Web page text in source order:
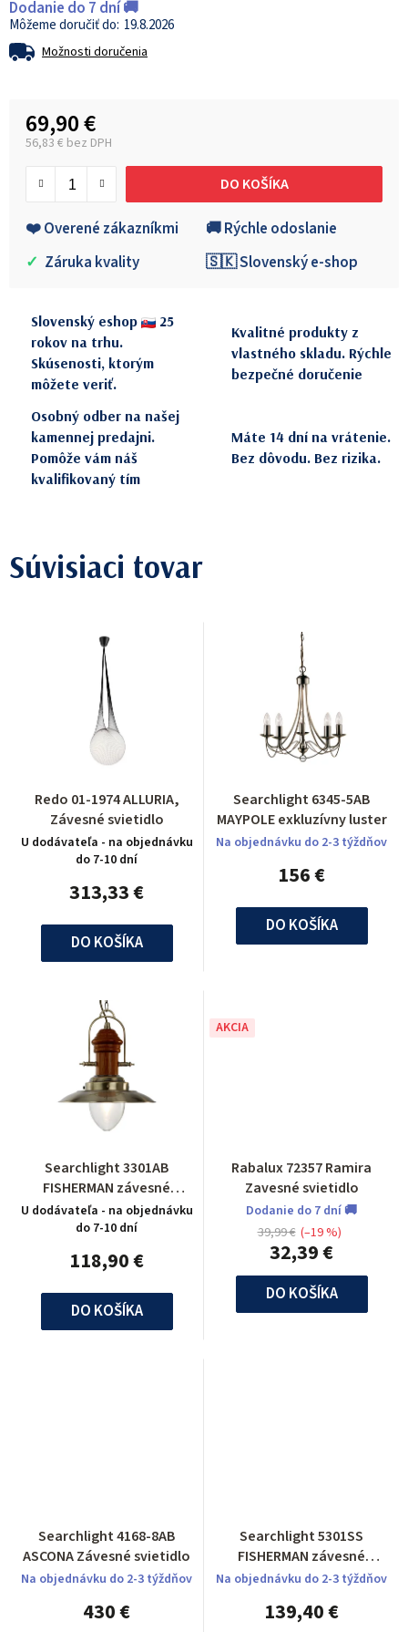
Dodanie do 7 dní 🚚
19.8.2026
Možnosti doručenia
69,90 €
56,83 € bez DPH
DO KOŠÍKA
❤️ Overené zákazníkmi
🚚 Rýchle odoslanie
✓ Záruka kvality 🇸🇰 Slovenský e-shop
Slovenský eshop
25
rokov na trhu.
Skúsenosti, ktorým
môžete veriť.
Kvalitné produkty z
vlastného skladu. Rýchle
bezpečné doručenie
Osobný odber na našej
kamennej predajni.
Pomôže vám náš
kvalifikovaný tím
Máte 14 dní na vrátenie.
Bez dôvodu. Bez rizika.
Súvisiaci tovar
Redo 01-1974 ALLURIA,
Závesné svietidlo
U dodávateľa - na objednávku
do 7-10 dní
313,33 €
DO KOŠÍKA
Searchlight 6345-5AB
MAYPOLE exkluzívny luster
Na objednávku do 2-3 týždňov
156 €
DO KOŠÍKA
Searchlight 3301AB
FISHERMAN závesné
svietidlo
U dodávateľa - na objednávku
do 7-10 dní
118,90 €
DO KOŠÍKA
AKCIA
Rabalux 72357 Ramira
Zavesné svietidlo
Dodanie do 7 dní 🚚
32,39 €
39,99 € (–19 %)
DO KOŠÍKA
Searchlight 4168-8AB
ASCONA Závesné svietidlo
Na objednávku do 2-3 týždňov
430 €
Searchlight 5301SS
FISHERMAN závesné
svietidlo
Na objednávku do 2-3 týždňov
139,40 €